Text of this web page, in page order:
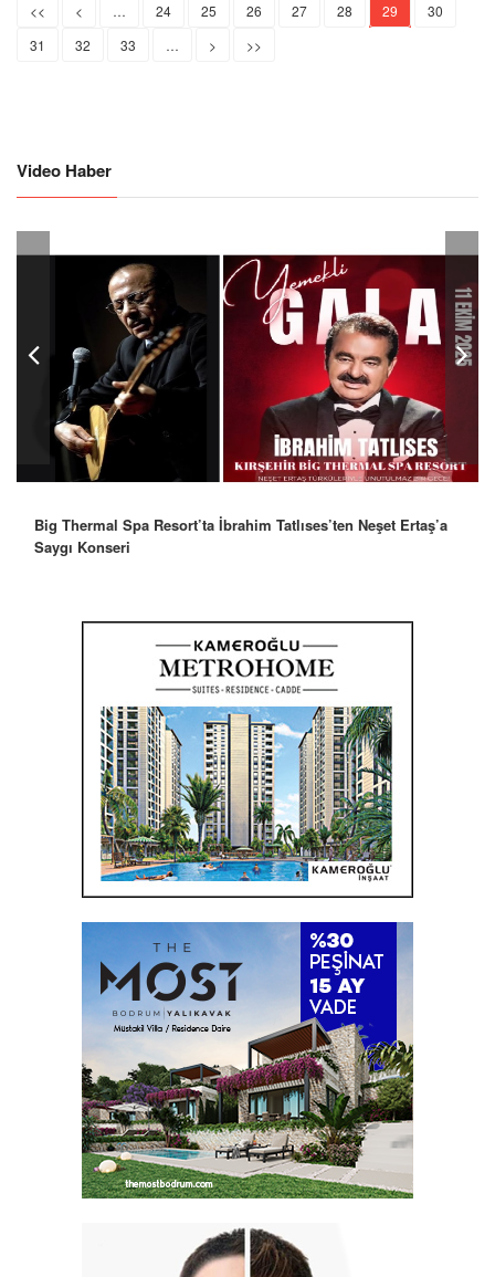
<< < … 24 25 26 27 28 29
30
31
32 33 … > >>
Video Haber
Robbie Williams’tan İstanbul’a Mesaj: “Unutulmaz Bir Gece
Olacak”